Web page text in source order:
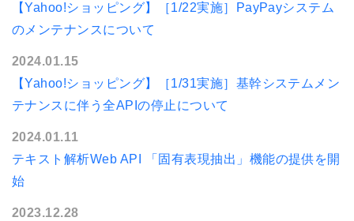
【Yahoo!ショッピング】［1/22実施］PayPayシステム
のメンテナンスについて
2024.01.15
【Yahoo!ショッピング】［1/31実施］基幹システムメン
テナンスに伴う全APIの停止について
2024.01.11
テキスト解析Web API 「固有表現抽出」機能の提供を開
始
2023.12.28